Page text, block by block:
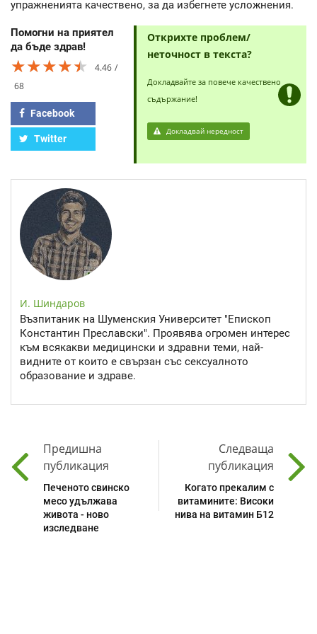
упражненията качествено, за да избегнете усложнения.
Помогни на приятел
да бъде здрав!
★★★★★
★★★★★
★★★★★
4.46
68
Facebook
Twitter
Открихте проблем/
неточност в текста?
Докладвайте за повече качествено
съдържание!
Докладвай нередност
И. Шиндаров
Възпитаник на Шуменския Университет "Епископ
Константин Преславски". Проявява огромен интерес
към всякакви медицински и здравни теми, най-
видните от които е свързан със сексуалното
образование и здраве.
Предишна
публикация
Печеното свинско
месо удължава
живота - ново
изследване
Следваща
публикация
Когато прекалим с
витамините: Високи
нива на витамин Б12